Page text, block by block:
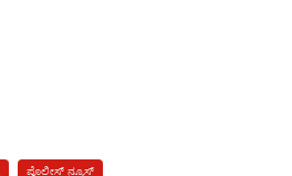
ಪೊಲೀಸ್ ನ್ಯೂಸ್